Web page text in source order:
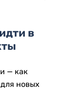
в
— как
новых